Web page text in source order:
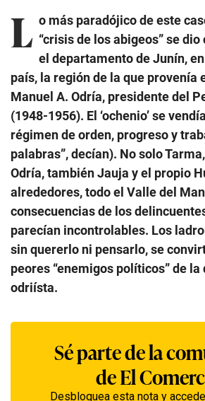
L o más paradójico de este
“crisis de los abigeos” se
el departamento de Junín,
país, la región de la que provenía
Manuel A. Odría, presidente del
(1948-1956). El ‘ochenio’ se
régimen de orden, progreso y
palabras”, decían). No solo
Odría, también Jauja y el propio
alrededores, todo el Valle del
consecuencias de los
parecían incontrolables. Los
sin quererlo ni pensarlo, se
peores “enemigos políticos” de la
odriísta.